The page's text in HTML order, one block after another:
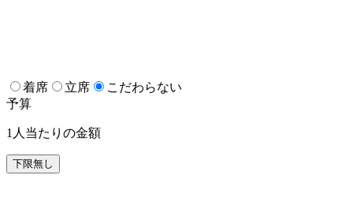
着席 立席
こだわらない
予算
1人当たりの金額
下限無し